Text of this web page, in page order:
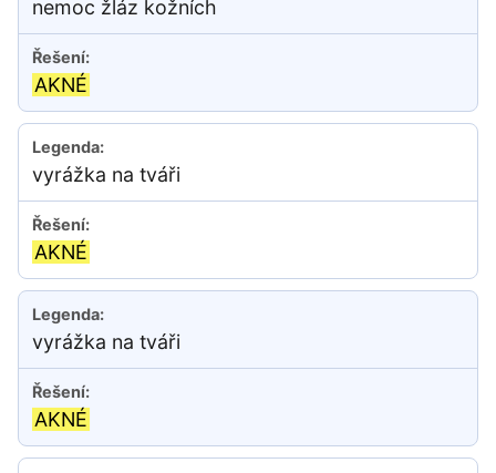
nemoc žláz kožních
AKNÉ
vyrážka na tváři
AKNÉ
vyrážka na tváři
AKNÉ